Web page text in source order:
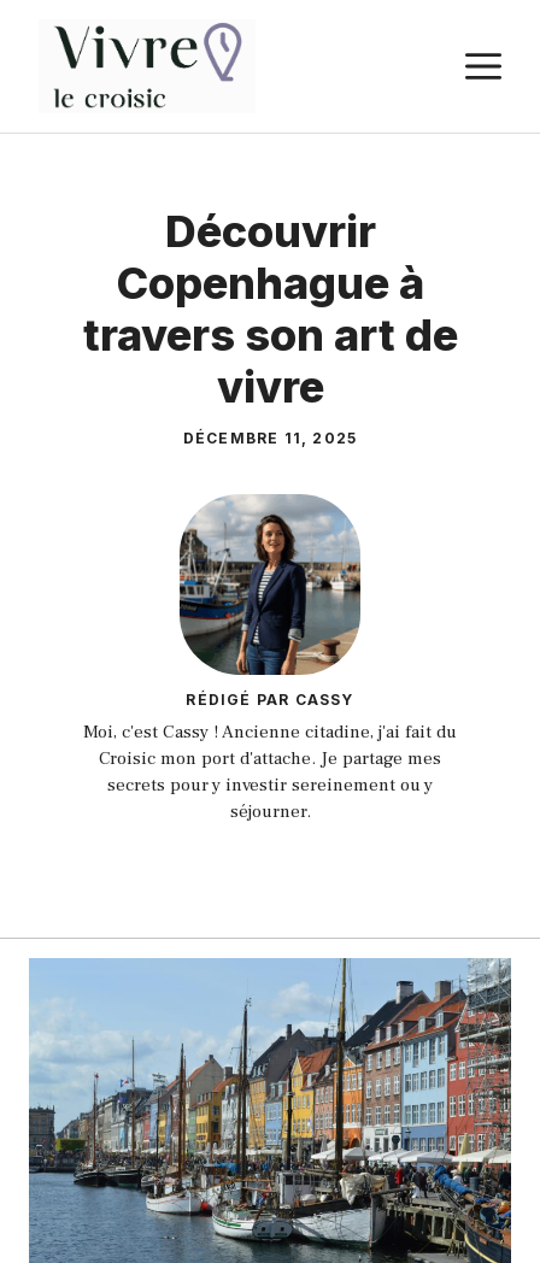
contenu
Découvrir
Copenhague à
travers son art de
vivre
DÉCEMBRE 11, 2025
RÉDIGÉ PAR CASSY
Moi, c'est Cassy ! Ancienne citadine, j'ai fait du
Croisic mon port d'attache. Je partage mes
secrets pour y investir sereinement ou y
séjourner.